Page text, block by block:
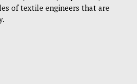
of textile engineers that are